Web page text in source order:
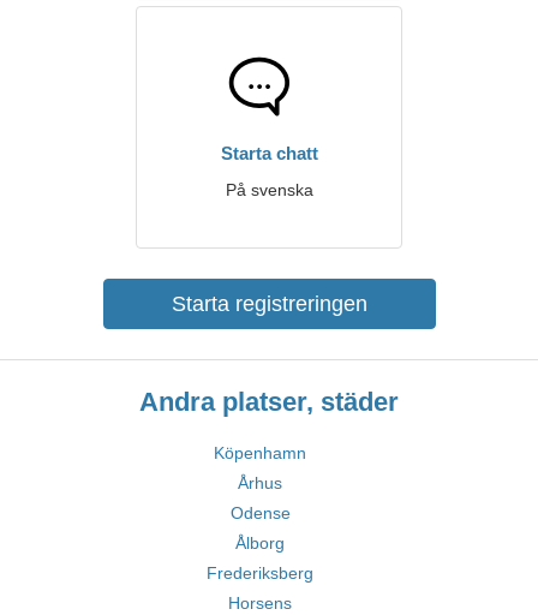
Starta chatt
På svenska
Starta registreringen
Andra platser, städer
Köpenhamn
Århus
Odense
Ålborg
Frederiksberg
Horsens